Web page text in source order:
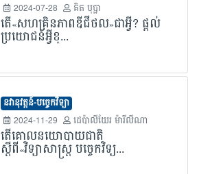
2024-07-28
គិត បុប្ផា
តើ«សហគ្រិនភាពឌីជីថល»ជាអ្វី? ផ្តល់
ប្រយោជន៍អ្វីខ្...
នវានុវត្តន៍-បច្ចេកវិទ្យា
2024-11-29
ដេប៉ាលីយែរ ម៉ារីលីណា
តើគោលនយោបាយជាតិ
ស្តីពី«វិទ្យាសាស្ត្រ បច្ចេកវិទ្យ...